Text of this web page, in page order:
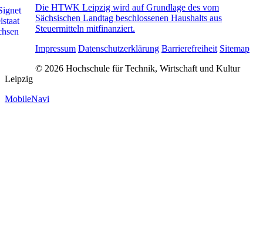
Die HTWK Leipzig wird auf Grundlage des vom
Sächsischen Landtag beschlossenen Haushalts aus
Steuermitteln mitfinanziert.
Impressum Datenschutzerklärung Barrierefreiheit Sitemap
© 2026 Hochschule für Technik, Wirtschaft und Kultur
Leipzig
MobileNavi